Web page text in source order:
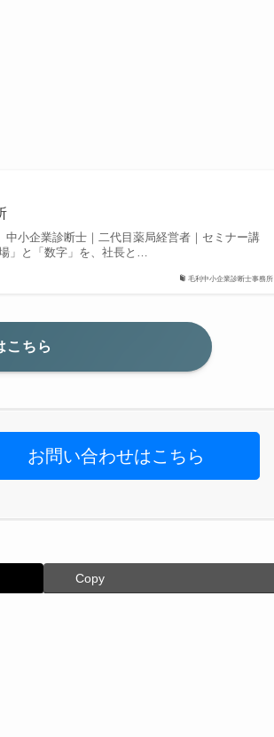
毛利中小企業診断士事務所
企業診断士｜二代目薬局経営者｜セミナー講
」と「数字」を、社長と…
こちら
お問い合わせはこちら
Copy